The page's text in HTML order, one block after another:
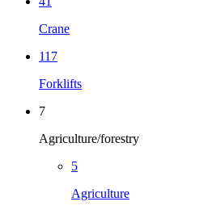
Crane
117
Forklifts
7
Agriculture/forestry
5
Agriculture